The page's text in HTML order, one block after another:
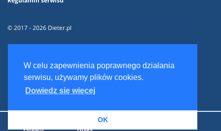
W celu zapewnienia poprawnego działania
serwisu, używamy plików cookies.
Dowiedz się więcej
OK
© 2017 - 2026 Dieter.pl